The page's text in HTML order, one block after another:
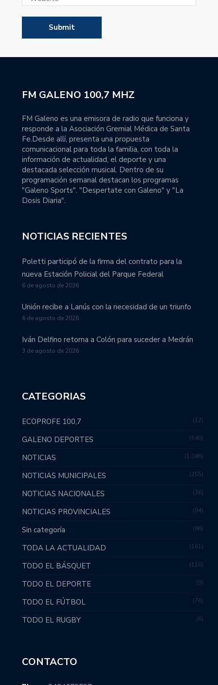
FM GALENO 100,7 MHZ
FM Galeno es una emisora de radio que funciona y
responde a la Asociación Gremial Médica de Santa
Fe.Desde allí, presenta una propuesta
comunicacional para toda la familia, con toda la
información de actualidad, el deporte y una
destacada selección musical. Dentro de su
programación semanal destacan los programas
"Galeno Sports". "Despertate con Galeno" y "La
Dosis Diaria".
NOTICIAS RECIENTES
Poletti participó de la firma del contrato para la
nueva Estación Policial del Parque Federal
6 de agosto de 2026
Unión recibe a Lanús con la necesidad de un triunfo
6 de agosto de 2026
Iván Delfino retorna a Colón para suceder a Medrán
3 de agosto de 2026
CATEGORIAS
ECOPROFE 100,7 12
GALENO DEPORTES 540
NOTICIAS 1.046
NOTICIAS MUNICIPALES 255
NOTICIAS NACIONALES 36
NOTICIAS PROVINCIALES 94
Sin categoría 86
TODA LA ACTUALIDAD 161
TODO EL BÁSQUET 118
TODO EL DEPORTE 9
TODO EL FÚTBOL 76
TODO EL RUGBY 6
CONTACTO